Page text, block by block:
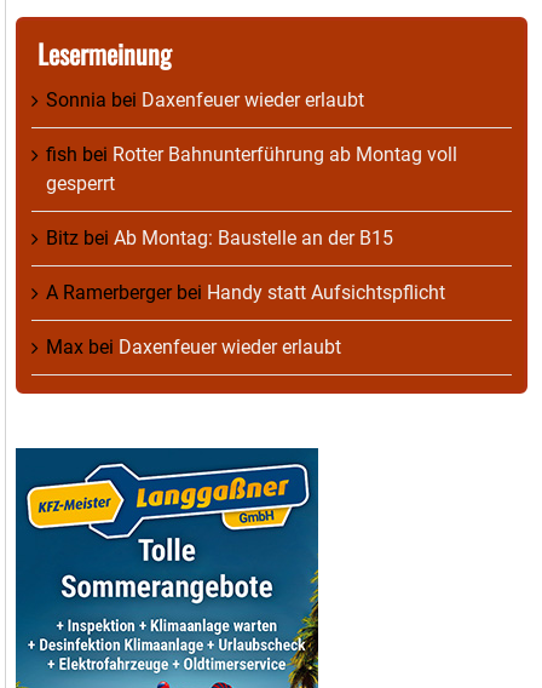
Lesermeinung
Sonnia bei Daxenfeuer wieder erlaubt
fish bei Rotter Bahnunterführung ab Montag voll
gesperrt
Bitz bei Ab Montag: Baustelle an der B15
A Ramerbergerbei Handy statt Aufsichtspflicht
Max bei Daxenfeuer wieder erlaubt